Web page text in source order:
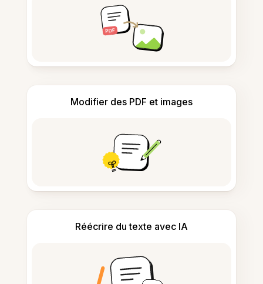
Modifier des PDF et images
Réécrire du texte avec IA